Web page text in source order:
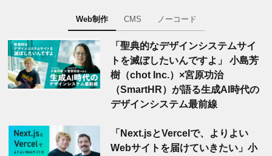
Web制作 CMS ノーコード
「聖典的なデザインシステムサイ
トを滅ぼしたいんですよ」 小島芳
樹（chot Inc.）×宮原功治
（SmartHR）が語る生成AI時代の
デザインシステム最前線
「Next.jsとVercelで、よりよい
Webサイトを届けていきたい」小